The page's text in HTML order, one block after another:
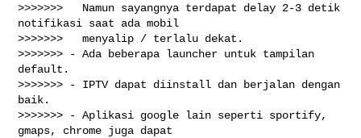
>>>>>>>   Namun sayangnya terdapat delay 2-3 detik
notifikasi saat ada mobil
>>>>>>>   menyalip / terlalu dekat.
>>>>>>> - Ada beberapa launcher untuk tampilan
default.
>>>>>>> - IPTV dapat diinstall dan berjalan dengan
baik.
>>>>>>> - Aplikasi google lain seperti sportify,
gmaps, chrome juga dapat